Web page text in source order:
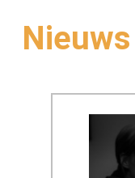
Nieuws